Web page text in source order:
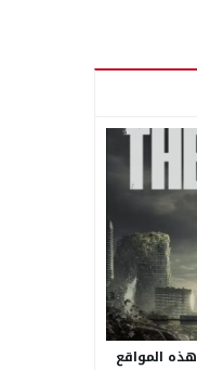
المواقع